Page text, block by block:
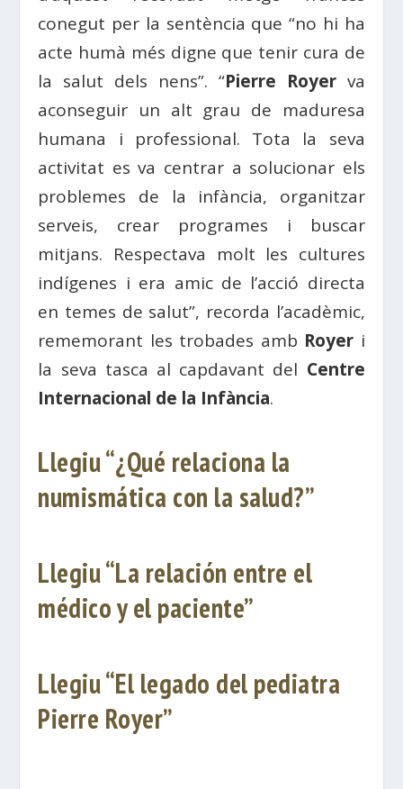
conegut per la sentència que “no hi ha
acte humà més digne que tenir cura de
la salut dels nens”. “Pierre Royerva
aconseguir un alt grau de maduresa
humana i professional. Tota la seva
activitat es va centrar a solucionar els
problemes de la infància, organitzar
serveis, crear programes i buscar
mitjans. Respectava molt les cultures
indígenes i era amic de l’acció directa
en temes de salut”, recorda l’acadèmic,
rememorant les trobades amb Royer i
la seva tasca al capdavant del Centre
Internacional de la Infància.
Llegiu “¿Qué relaciona la
numismática con la salud?”
Llegiu “La relación entre el
médico y el paciente”
Llegiu “El legado del pediatra
Pierre Royer”